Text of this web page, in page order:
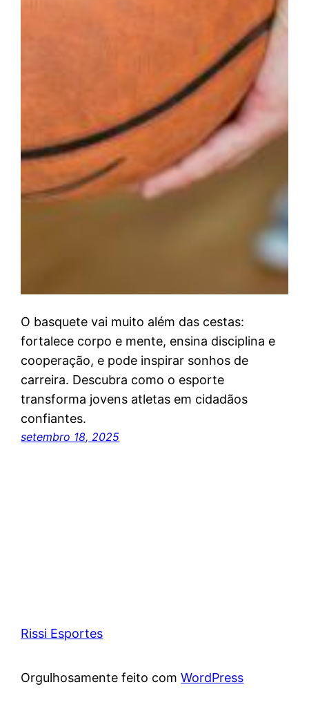
O basquete vai muito além das cestas:
fortalece corpo e mente, ensina disciplina e
cooperação, e pode inspirar sonhos de
carreira. Descubra como o esporte
transforma jovens atletas em cidadãos
confiantes.
setembro 18, 2025
Rissi Esportes
Orgulhosamente feito comWordPress